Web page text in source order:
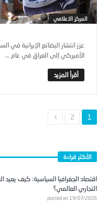
المركز الاعلامي
عزز انتشار البضائع الإيرانية في
الأميركي إلى العراق في عام ...
1
2
الأكثر قراءة
اقتصاد الجغرافيا السياسية: كيف
التجاري العالمي؟
posted on 19/07/2026